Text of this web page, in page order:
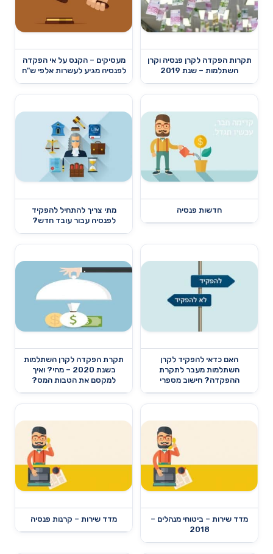
תקרות הפקדה לקרן פנסיה וקרן
השתלמות – שנת 2019
מעסיקים – הקנס על אי הפקדה
לפנסיה מגיע לעשרות אלפי ש"ח
חדשות פנסיה
מתי צריך להתחיל להפקיד
לפנסיה עבור עובד חדש?
האם כדאי להפקיד לקרן
השתלמות מעבר לתקרת
ההפקדה? חישוב מספרי
תקרת הפקדה לקרן השתלמות
בשנת 2020 – מהי? ואיך
למקסם את הטבות המס?
מדד שירות – ביטוחי מנהלים –
2018
מדד שירות – קרנות פנסיה